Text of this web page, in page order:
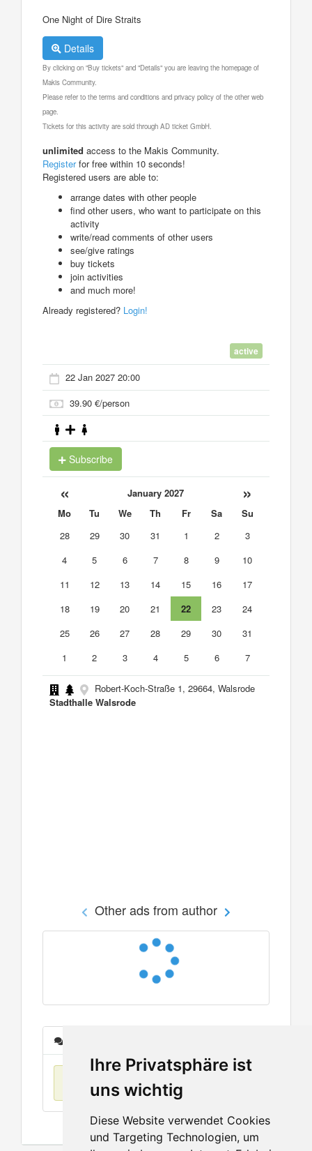
Ihre Privatsphäre ist
uns wichtig
Diese Website verwendet Cookies
und Targeting Technologien, um
One Night of Dire Straits
Details
By clicking on "Buy tickets" and "Details" you are leaving the homepage of
Makis Community.
Please refer to the terms and conditions and privacy policy of the other web
page.
Tickets for this activity are sold through AD ticket GmbH.
unlimited access to the Makis Community.
Registerfor free within 10 seconds!
Registered users are able to:
arrange dates with other people
find other users, who want to participate on this
activity
write/read comments of other users
see/give ratings
buy tickets
join activities
and much more!
Already registered? Login!
active
22 Jan 2027 20:00
39.90 €/person
Subscribe
« January 2027 »
Mo Tu We Th Fr Sa
Su
28
29 30 31 1 2
3
4
5 6 7 8 9
10
11
12 13 14 15 16
17
18
19 20 21 22 23
24
25
26 27 28 29 30
31
1
2 3 4 5 6 7
Robert-Koch-Straße 1, 29664, Walsrode
Stadthalle Walsrode
Other ads from author
No items found